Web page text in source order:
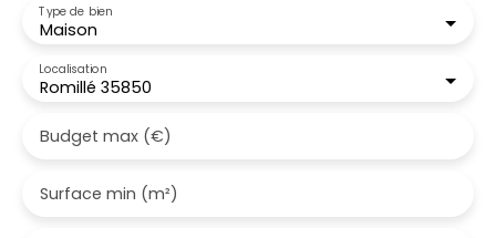
Maison
Type de bien
Romillé 35850
Localisation
Budget max (€)
Surface min (m²)